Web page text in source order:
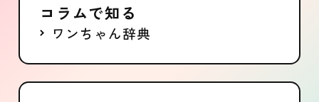
コラムで知る
ワンちゃん辞典